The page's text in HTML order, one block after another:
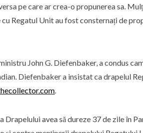
pe care ar crea-o propunerea sa.
Regatul Unit au fost consternați de
John G. Diefenbaker, a condus
Diefenbaker a insistat ca drapelul
.
avea să dureze 37 de zile în